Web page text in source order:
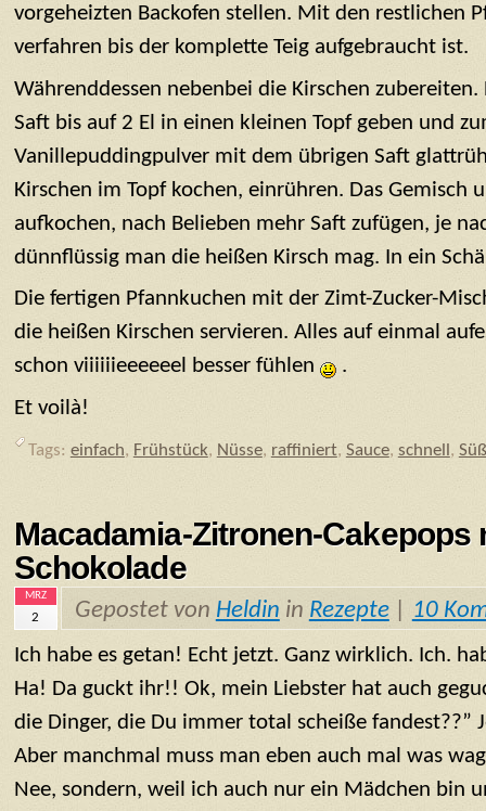
vorgeheizten Backofen stellen. Mit den restlichen
verfahren bis der komplette Teig aufgebraucht ist.
Währenddessen nebenbei die Kirschen
Saft bis auf 2 El in einen kleinen Topf geben und
Vanillepuddingpulver mit dem übrigen Saft
Kirschen im Topf kochen, einrühren. Das Gemisch
aufkochen, nach Belieben mehr Saft zufügen, je
dünnflüssig man die heißen Kirsch mag. In ein
Die fertigen Pfannkuchen mit der Zimt-Zucker-
die heißen Kirschen servieren. Alles auf einmal
schon viiiiiieeeeeel besser fühlen
.
Et voilà!
Tags: einfach, Frühstück, Nüsse, raffiniert, Sauce, schnell ,
Macadamia-Zitronen-Cakepops
Schokolade
MRZ
2 Gepostet von Heldin in Rezepte| 10
Ich habe es getan! Echt jetzt. Ganz wirklich. Ich.
Ha! Da guckt ihr!! Ok, mein Liebster hat auch
die Dinger, die Du immer total scheiße fandest??”
Aber manchmal muss man eben auch mal was
Nee, sondern, weil ich auch nur ein Mädchen bin